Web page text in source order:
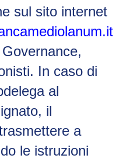
sul sito internet
,
In caso di
al
il
a
le istruzioni